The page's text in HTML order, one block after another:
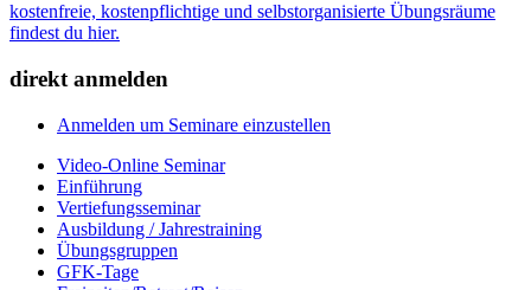
kostenfreie, kostenpflichtige und selbstorganisierte Übungsräume
findest du hier.
direkt anmelden
Anmelden um Seminare einzustellen
Video-Online Seminar
Einführung
Vertiefungsseminar
Ausbildung / Jahrestraining
Übungsgruppen
GFK-Tage